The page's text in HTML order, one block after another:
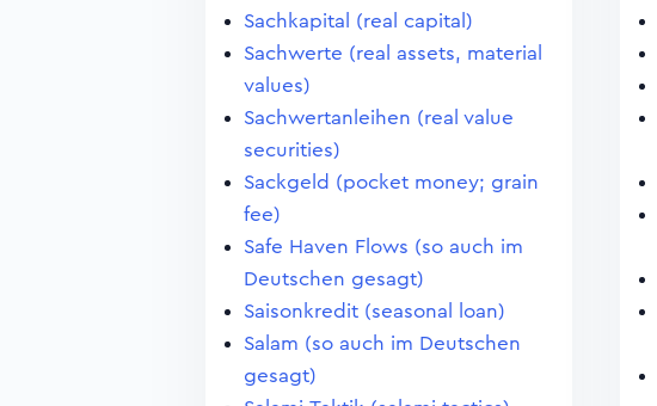
Sachkapital (real capital)
Sachwerte (real assets, material
values)
Sachwertanleihen (real value
securities)
Sackgeld (pocket money; grain
fee)
Safe Haven Flows (so auch im
Deutschen gesagt)
Saisonkredit (seasonal loan)
Salam (so auch im Deutschen
gesagt)